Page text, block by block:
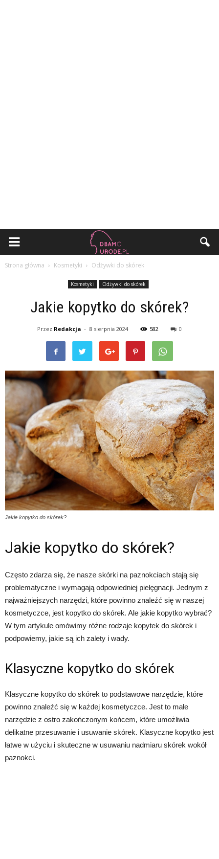
Strona główna Kosmetyki Odżywki do skórek
Kosmetyki Odżywki do skórek
Jakie kopytko do skórek?
Przez Redakcja - 8 sierpnia 2024 582 0
Jakie kopytko do skórek?
Jakie kopytko do skórek?
Często zdarza się, że nasze skórki na paznokciach stają się
problematyczne i wymagają odpowiedniej pielęgnacji. Jednym z
najważniejszych narzędzi, które powinno znaleźć się w naszej
kosmetyczce, jest kopytko do skórek. Ale jakie kopytko wybrać?
W tym artykule omówimy różne rodzaje kopytek do skórek i
podpowiemy, jakie są ich zalety i wady.
Klasyczne kopytko do skórek
Klasyczne kopytko do skórek to podstawowe narzędzie, które
powinno znaleźć się w każdej kosmetyczce. Jest to małe
narzędzie z ostro zakończonym końcem, które umożliwia
delikatne przesuwanie i usuwanie skórek. Klasyczne kopytko jest
łatwe w użyciu i skuteczne w usuwaniu nadmiaru skórek wokół
paznokci.